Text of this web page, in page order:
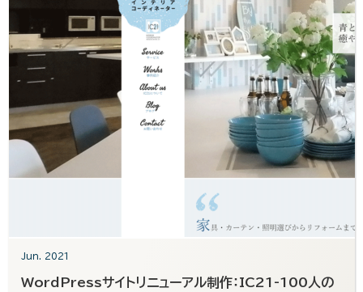
Jun. 2021
WordPressサイトリニューアル制作：IC21-100人の